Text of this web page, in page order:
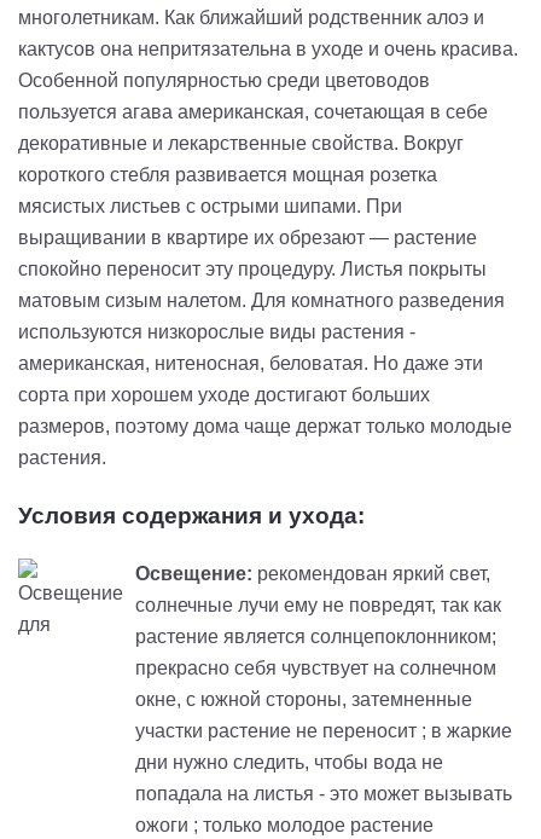
многолетникам. Как ближайший родственник алоэ и
кактусов она непритязательна в уходе и очень красива.
Особенной популярностью среди цветоводов
пользуется агава американская, сочетающая в себе
декоративные и лекарственные свойства. Вокруг
короткого стебля развивается мощная розетка
мясистых листьев с острыми шипами. При
выращивании в квартире их обрезают — растение
спокойно переносит эту процедуру. Листья покрыты
матовым сизым налетом. Для комнатного разведения
используются низкорослые виды растения -
американская, нитеносная, беловатая. Но даже эти
сорта при хорошем уходе достигают больших
размеров, поэтому дома чаще держат только молодые
растения.
Условия содержания и ухода:
Освещение: рекомендован яркий свет,
солнечные лучи ему не повредят, так как
растение является солнцепоклонником;
прекрасно себя чувствует на солнечном
окне, с южной стороны, затемненные
участки растение не переносит ; в жаркие
дни нужно следить, чтобы вода не
попадала на листья - это может вызывать
ожоги ; только молодое растение